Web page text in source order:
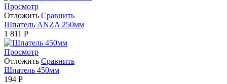
Просмотр
Отложить Сравнить
Шпатель ANZA 250мм
1 811 Р
Просмотр
Отложить Сравнить
Шпатель 450мм
194 Р